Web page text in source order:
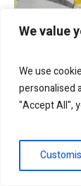
We value
We use
personalised
"Accept All",